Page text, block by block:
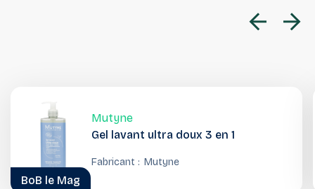
Mutyne
Gel lavant ultra doux 3 en 1
Fabricant : Mutyne
BoB le Mag